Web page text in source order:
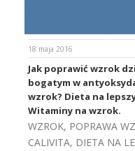
18 maja 2016
Jak poprawić wzrok
bogatym w
wzrok? Dieta na
Witaminy na wzrok.
WZROK, POPRAWA
CALIVITA, DIETA NA